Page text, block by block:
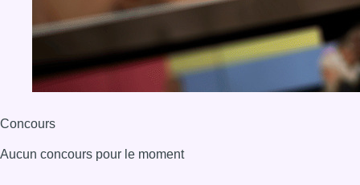
Concours
Aucun concours pour le moment